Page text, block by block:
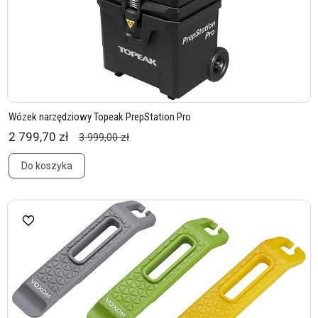
Wózek narzędziowy Topeak PrepStation Pro
2 799,70 zł 3 999,00 zł
Do koszyka